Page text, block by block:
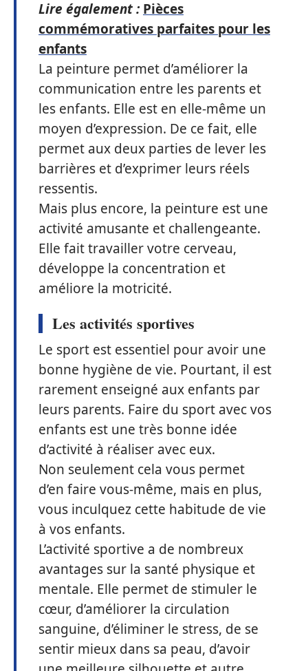
Lire également : Pièces
commémoratives parfaites pour les
enfants
La peinture permet d’améliorer la
communication entre les parents et
les enfants. Elle est en elle-même un
moyen d’expression. De ce fait, elle
permet aux deux parties de lever les
barrières et d’exprimer leurs réels
ressentis.
Mais plus encore, la peinture est une
activité amusante et challengeante.
Elle fait travailler votre cerveau,
développe la concentration et
améliore la motricité.
Les activités sportives
Le sport est essentiel pour avoir une
bonne hygiène de vie. Pourtant, il est
rarement enseigné aux enfants par
leurs parents. Faire du sport avec vos
enfants est une très bonne idée
d’activité à réaliser avec eux.
Non seulement cela vous permet
d’en faire vous-même, mais en plus,
vous inculquez cette habitude de vie
à vos enfants.
L’activité sportive a de nombreux
avantages sur la santé physique et
mentale. Elle permet de stimuler le
cœur, d’améliorer la circulation
sanguine, d’éliminer le stress, de se
sentir mieux dans sa peau, d’avoir